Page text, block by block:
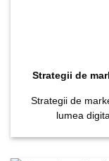
Strategii de
Strategii de
lumea